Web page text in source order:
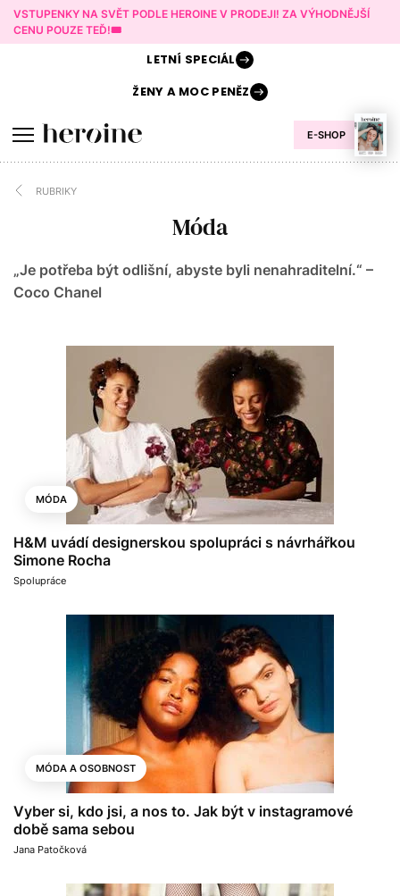
VSTUPENKY NA SVĚT PODLE HEROINE V PRODEJI! ZA VÝHODNĚJŠÍ
CENU POUZE TEĎ!🎟️
E-SHOP
LETNÍ SPECIÁL
ŽENY AMOC PENĚZ
RUBRIKY
Móda
„Je potřeba být odlišní, abyste byli nenahraditelní.“ –
Coco Chanel
MÓDA
H&M uvádí designerskou spolupráci s návrhářkou
Simone Rocha
Spolupráce
MÓDA A OSOBNOST
Vyber si, kdo jsi, a nos to. Jak být v instagramové
době sama sebou
Jana Patočková